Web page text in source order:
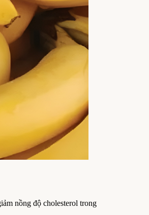
nồng độ cholesterol trong